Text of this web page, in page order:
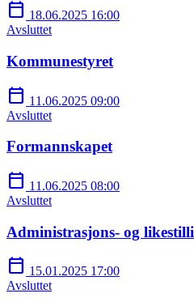
calendar_today 18.06.2025 16:00
Avsluttet
Kommunestyret
calendar_today 11.06.2025 09:00
Avsluttet
Formannskapet
calendar_today 11.06.2025 08:00
Avsluttet
Administrasjons- og
calendar_today 15.01.2025 17:00
Avsluttet